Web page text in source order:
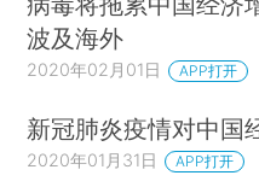
波及海外
2020年02月01日 APP打开
新冠肺炎疫情对中国
2020年01月31日 APP打开